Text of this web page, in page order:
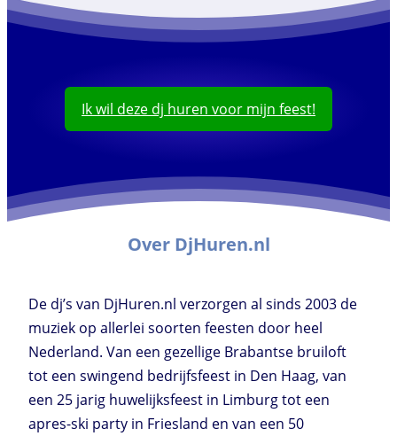
Ik wil deze dj huren voor mijn feest!
Over DjHuren.nl
De dj’s van DjHuren.nl verzorgen al sinds 2003 de
muziek op allerlei soorten feesten door heel
Nederland. Van een gezellige Brabantse bruiloft
tot een swingend bedrijfsfeest in Den Haag, van
een 25 jarig huwelijksfeest in Limburg tot een
apres-ski party in Friesland en van een 50